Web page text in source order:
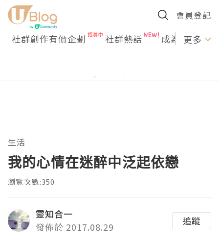
會員登記
社群創作有價企劃 社群熱話 成為U更多
生活
我的心情在迷醉中泛起依戀
瀏覽次數:350
靈知合一
發佈於 2017.08.29
追蹤